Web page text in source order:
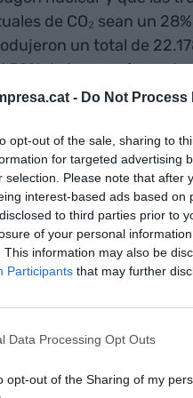
- Do Not
opt-out of the sale, sharing to
for targeted advertising
selection. Please note that after
interest-based ads based
to third parties prior to
of your personal
This information may also be
Participants that may further
Data Processing Opt Outs
opt-out of the Sharing of my
de CO₂ sean un
un total de
59% de la energía
y energéticas, la
un importante
tiene un
comarcas de las Terres
de este sector”,
de
los reactores de
extractivas, la
industrial del
la comarca.
casi el doble que la
bruta per cápita